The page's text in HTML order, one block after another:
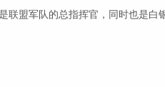
联盟军队的总指挥官，同时也是白